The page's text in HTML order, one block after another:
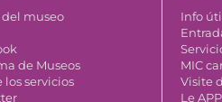
museo
de Museos
los servicios
Info
MIC
Visite
Le